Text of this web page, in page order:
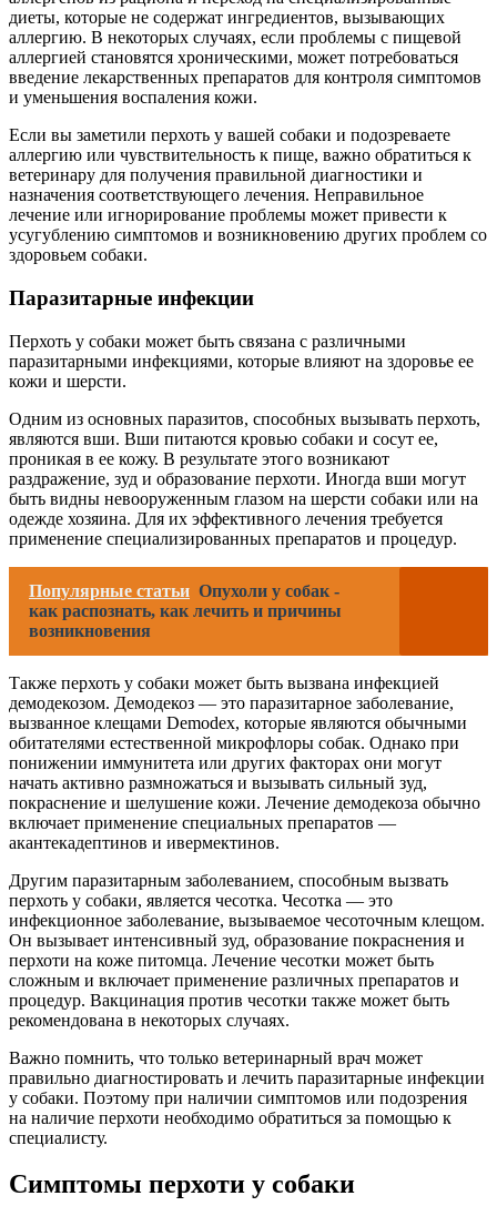
диеты, которые не содержат ингредиентов, вызывающих
аллергию. В некоторых случаях, если проблемы с пищевой
аллергией становятся хроническими, может потребоваться
введение лекарственных препаратов для контроля симптомов
и уменьшения воспаления кожи.
Если вы заметили перхоть у вашей собаки и подозреваете
аллергию или чувствительность к пище, важно обратиться к
ветеринару для получения правильной диагностики и
назначения соответствующего лечения. Неправильное
лечение или игнорирование проблемы может привести к
усугублению симптомов и возникновению других проблем со
здоровьем собаки.
Паразитарные инфекции
Перхоть у собаки может быть связана с различными
паразитарными инфекциями, которые влияют на здоровье ее
кожи и шерсти.
Одним из основных паразитов, способных вызывать перхоть,
являются вши. Вши питаются кровью собаки и сосут ее,
проникая в ее кожу. В результате этого возникают
раздражение, зуд и образование перхоти. Иногда вши могут
быть видны невооруженным глазом на шерсти собаки или на
одежде хозяина. Для их эффективного лечения требуется
применение специализированных препаратов и процедур.
Популярные статьи Опухоли у собак -
как распознать, как лечить и причины
возникновения
Также перхоть у собаки может быть вызвана инфекцией
демодекозом. Демодекоз — это паразитарное заболевание,
вызванное клещами Demodex, которые являются обычными
обитателями естественной микрофлоры собак. Однако при
понижении иммунитета или других факторах они могут
начать активно размножаться и вызывать сильный зуд,
покраснение и шелушение кожи. Лечение демодекоза обычно
включает применение специальных препаратов —
акантекадептинов и ивермектинов.
Другим паразитарным заболеванием, способным вызвать
перхоть у собаки, является чесотка. Чесотка — это
инфекционное заболевание, вызываемое чесоточным клещом.
Он вызывает интенсивный зуд, образование покраснения и
перхоти на коже питомца. Лечение чесотки может быть
сложным и включает применение различных препаратов и
процедур. Вакцинация против чесотки также может быть
рекомендована в некоторых случаях.
Важно помнить, что только ветеринарный врач может
правильно диагностировать и лечить паразитарные инфекции
у собаки. Поэтому при наличии симптомов или подозрения
на наличие перхоти необходимо обратиться за помощью к
специалисту.
Симптомы перхоти у собаки